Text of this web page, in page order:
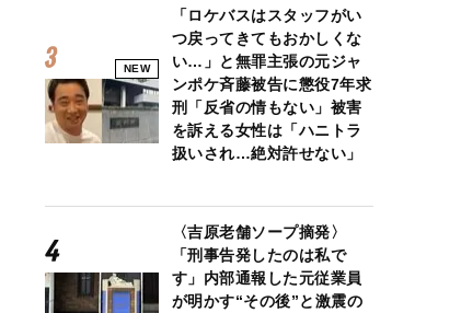
NEW
「ロケバスはスタッフがい
つ戻ってきてもおかしくな
い…」と無罪主張の元ジャ
ンポケ斉藤被告に懲役7年求
刑「反省の情もない」被害
を訴える女性は「ハニトラ
扱いされ…絶対許せない」
〈吉原老舗ソープ摘発〉
「刑事告発したのは私で
す」内部通報した元従業員
が明かす“その後”と激震の